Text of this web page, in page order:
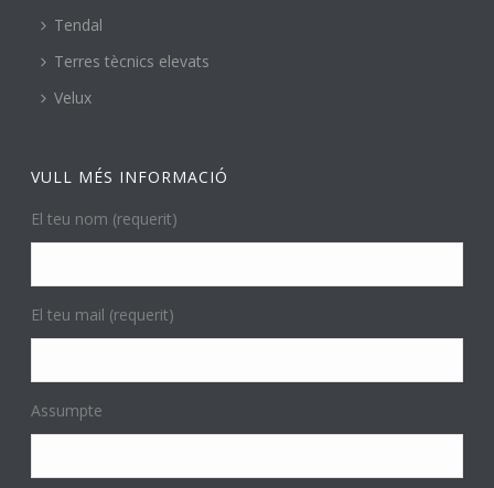
Tendal
Terres tècnics elevats
Velux
VULL MÉS INFORMACIÓ
El teu nom (requerit)
El teu mail (requerit)
Assumpte